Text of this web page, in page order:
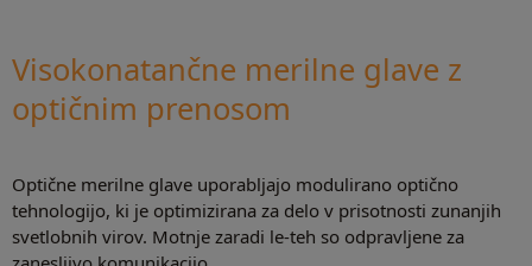
Visokonatančne merilne glave z
optičnim prenosom
Optične merilne glave uporabljajo modulirano optično
tehnologijo, ki je optimizirana za delo v prisotnosti zunanjih
svetlobnih virov. Motnje zaradi le-teh so odpravljene za